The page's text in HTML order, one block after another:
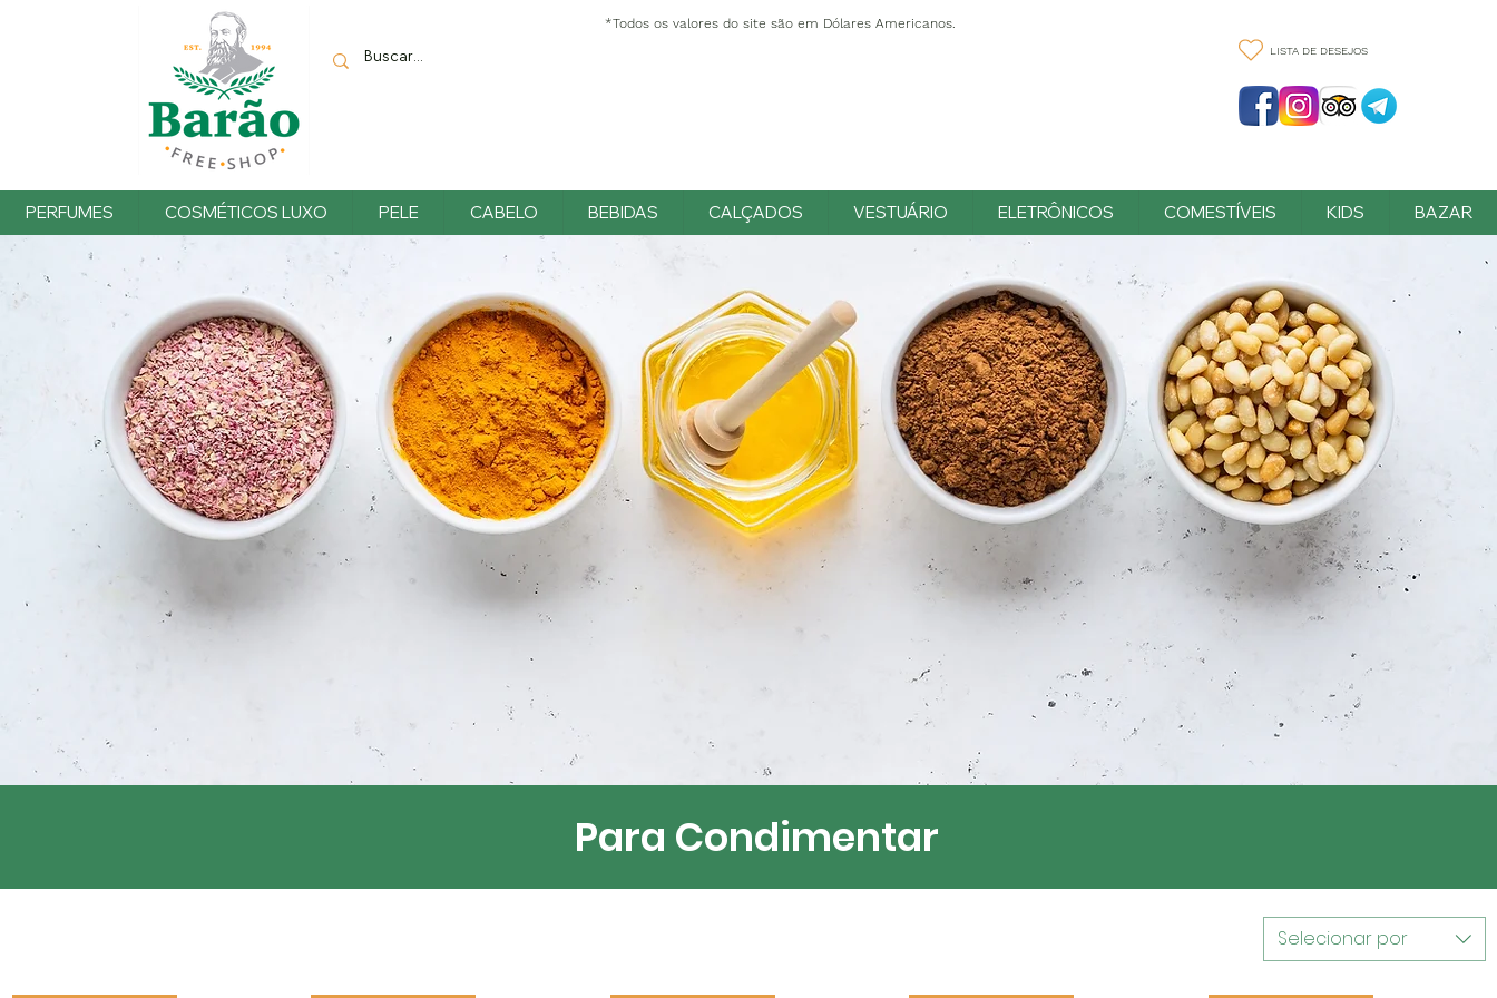
*Todos os valores do site são em Dólares Americanos.
LISTA DE DESEJOS
PERFUMES COSMÉTICOS LUXO PELE CABELO BEBIDAS CALÇADOS VESTUÁRIO ELETRÔNICOS COMESTÍVEIS KIDS BAZAR
Para Condimentar
Selecionar por